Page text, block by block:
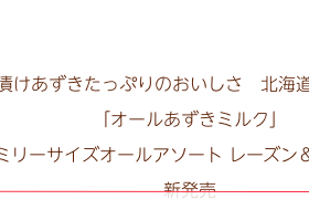
けあずきたっぷりのおいしさ 北海
「オールあずきミルク」
リーサイズオールアソート レーズン
新発売